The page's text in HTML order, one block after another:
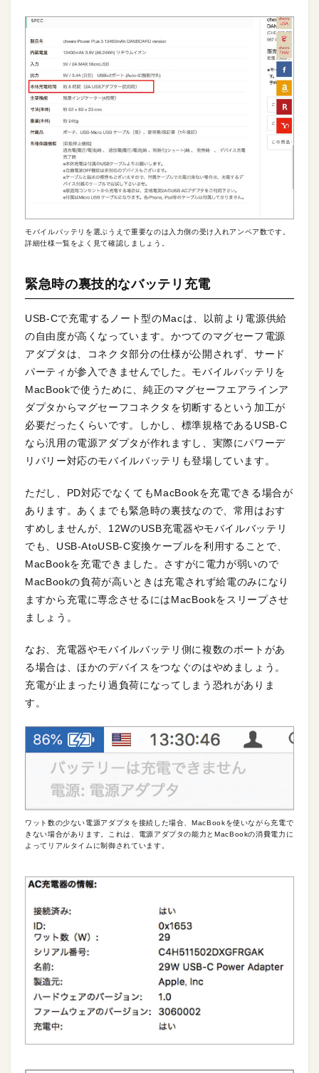
モバイルバッテリを選ぶうえで重要なのは入力側の受け入れアンペア数です。
詳細仕様一覧をよく見て確認しましょう。
緊急時の裏技的なバッテリ充電
USB-Cで充電するノート型のMacは、以前より電源供給
の自由度が高くなっています。かつてのマグセーフ電源
アダプタは、コネクタ部分の仕様が公開されず、サード
パーティが参入できませんでした。モバイルバッテリを
MacBookで使うために、純正のマグセーフエアラインア
ダプタからマグセーフコネクタを切断するという加工が
必要だったくらいです。しかし、標準規格であるUSB-C
なら汎用の電源アダプタが作れますし、実際にパワーデ
リバリー対応のモバイルバッテリも登場しています。
ただし、PD対応でなくてもMacBookを充電できる場合が
あります。あくまでも緊急時の裏技なので、常用はおす
すめしませんが、12WのUSB充電器やモバイルバッテリ
でも、USB-AtoUSB-C変換ケーブルを利用することで、
MacBookを充電できました。さすがに電力が弱いので
MacBookの負荷が高いときは充電されず給電のみになり
ますから充電に専念させるにはMacBookをスリープさせ
ましょう。
なお、充電器やモバイルバッテリ側に複数のポートがあ
る場合は、ほかのデバイスをつなぐのはやめましょう。
充電が止まったり過負荷になってしまう恐れがありま
す。
ワット数の少ない電源アダプタを接続した場合、MacBookを使いながら充電で
きない場合があります。これは、電源アダプタの能力とMacBookの消費電力に
よってリアルタイムに制御されています。